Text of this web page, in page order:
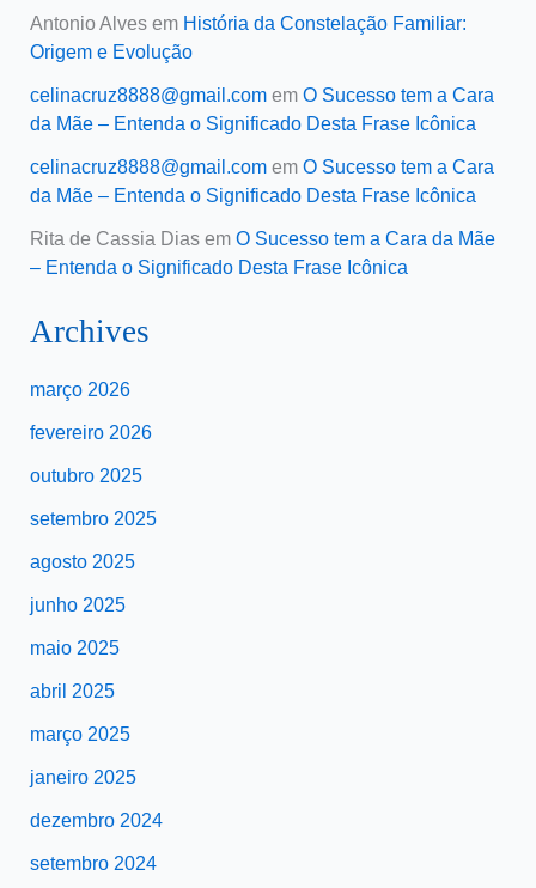
Antonio Alvesem História da Constelação Familiar:
Origem e Evolução
celinacruz8888@gmail.comem O Sucesso tem a Cara
da Mãe – Entenda o Significado Desta Frase Icônica
celinacruz8888@gmail.comem O Sucesso tem a Cara
da Mãe – Entenda o Significado Desta Frase Icônica
Rita de Cassia Diasem O Sucesso tem a Cara da Mãe
– Entenda o Significado Desta Frase Icônica
Archives
março 2026
fevereiro 2026
outubro 2025
setembro 2025
agosto 2025
junho 2025
maio 2025
abril 2025
março 2025
janeiro 2025
dezembro 2024
setembro 2024